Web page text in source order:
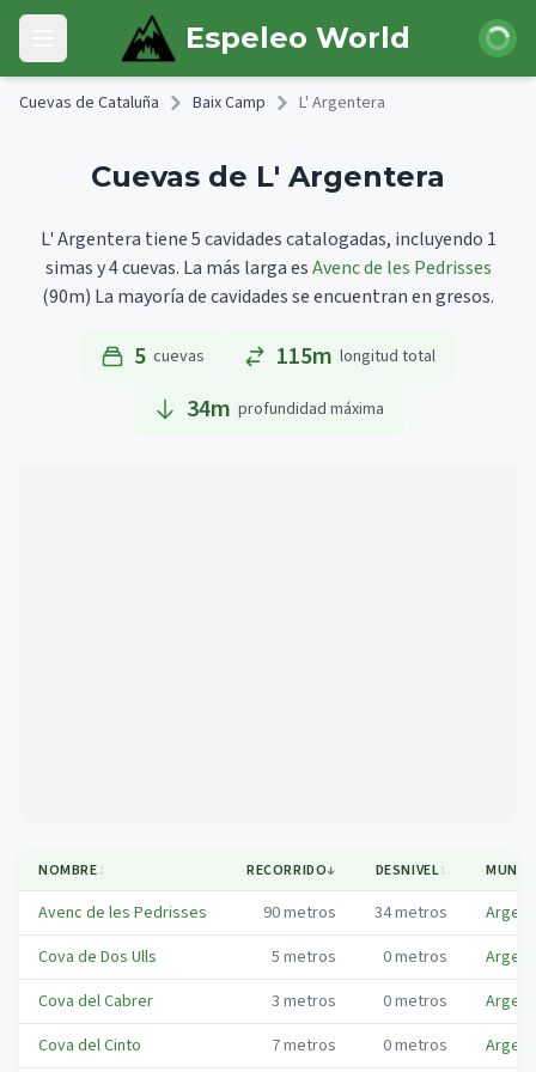
Skip to main content
Open main menu Espeleo World Iniciar
Cuevas de Cataluña Baix Camp L' Argentera
Cuevas de L' Argentera
L' Argentera tiene 5 cavidades catalogadas, incluyendo 1
simas y 4 cuevas. La más larga esAvenc de les Pedrisses
(90m) La mayoría de cavidades se encuentran en gresos.
5 cuevas 115m longitud total
34m profundidad máxima
NOMBRE↕ RECORRIDO↓ DESNIVEL↕
Avenc de les Pedrisses 90metros 34metros
Cova de Dos Ulls
5 metros 0metros
Cova del Cabrer
3 metros 0metros
Cova del Cinto
7metros 0metros